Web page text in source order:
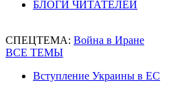
БЛОГИ ЧИТАТЕЛЕЙ
СПЕЦТЕМА: Война в Иране
ВСЕ ТЕМЫ
Вступление Украины в ЕС